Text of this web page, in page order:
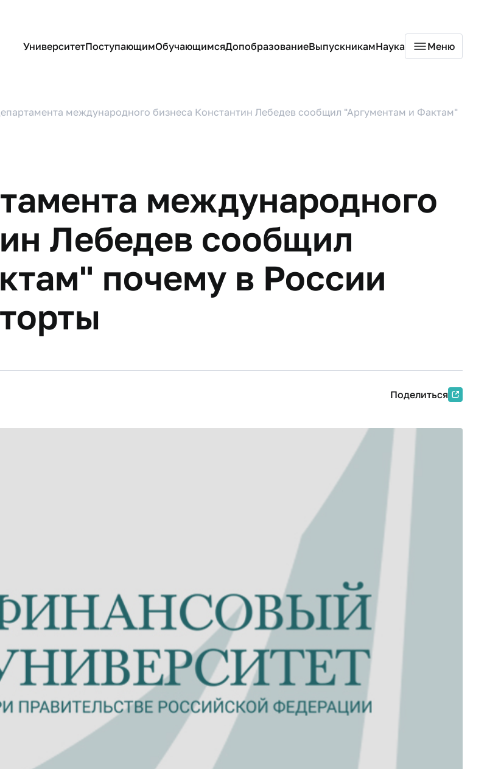
УниверситетПоступающимОбучающимсяДопобразованиеВыпускникамНаука Меню
международного бизнеса Константин Лебедев сообщил "Аргументам и Фактам"
международного
Лебедев сообщил
почему в России
Поделиться